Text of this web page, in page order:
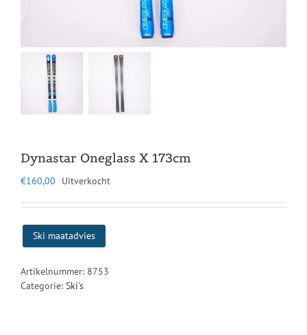
Dynastar Oneglass X 173cm
€160,00 Uitverkocht
Ski maatadvies
Artikelnummer: 8753
Categorie: Ski's